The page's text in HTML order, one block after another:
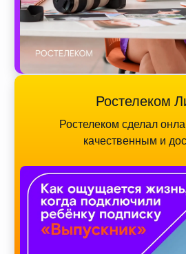
Ростелеком
Ростелеком сделал
качественным и